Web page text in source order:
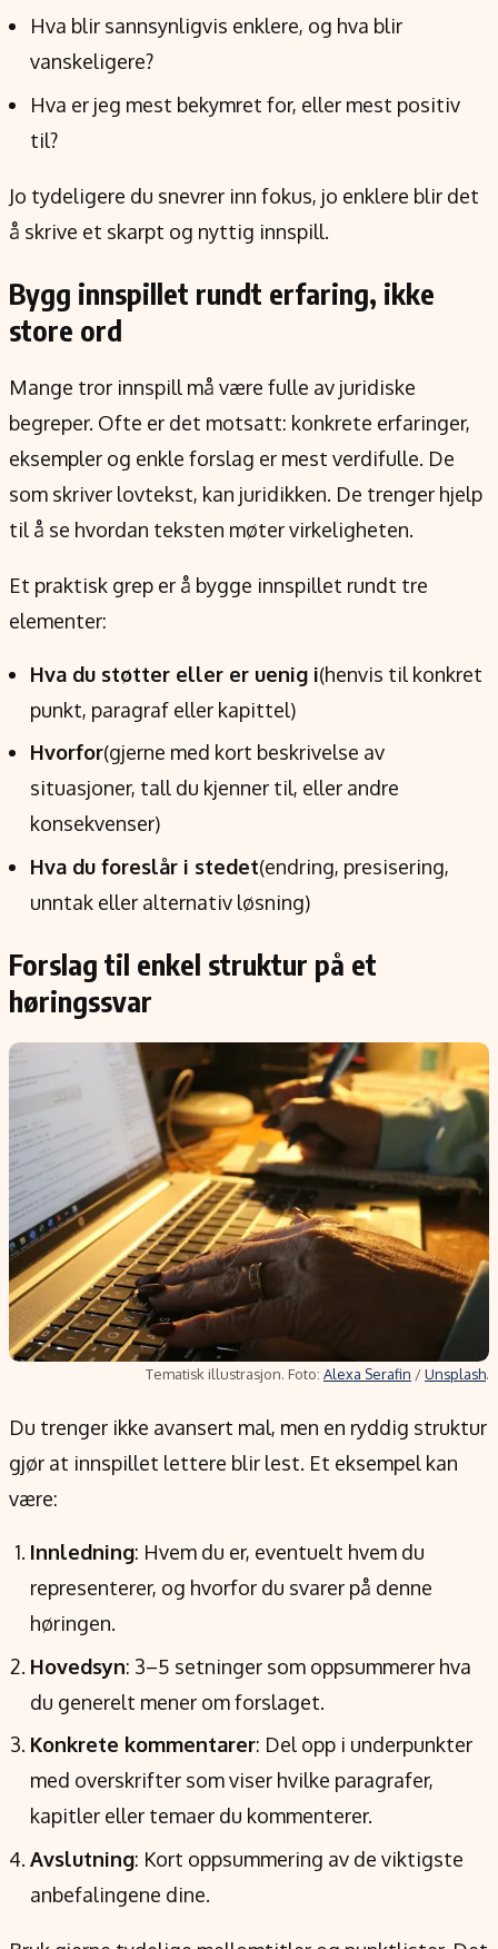
Hva blir sannsynligvis enklere, og hva blir
vanskeligere?
Hva er jeg mest bekymret for, eller mest positiv
til?
Jo tydeligere du snevrer inn fokus, jo enklere blir det
å skrive et skarpt og nyttig innspill.
Bygg innspillet rundt erfaring, ikke
store ord
Mange tror innspill må være fulle av juridiske
begreper. Ofte er det motsatt: konkrete erfaringer,
eksempler og enkle forslag er mest verdifulle. De
som skriver lovtekst, kan juridikken. De trenger hjelp
til å se hvordan teksten møter virkeligheten.
Et praktisk grep er å bygge innspillet rundt tre
elementer:
Hva du støtter eller er uenig i(henvis til konkret
punkt, paragraf eller kapittel)
Hvorfor(gjerne med kort beskrivelse av
situasjoner, tall du kjenner til, eller andre
konsekvenser)
Hva du foreslår i stedet(endring, presisering,
unntak eller alternativ løsning)
Forslag til enkel struktur på et
høringssvar
Tematisk illustrasjon. Foto: Alexa Serafin /Unsplash.
Du trenger ikke avansert mal, men en ryddig struktur
gjør at innspillet lettere blir lest. Et eksempel kan
være:
Innledning: Hvem du er, eventuelt hvem du
representerer, og hvorfor du svarer på denne
høringen.
Hovedsyn: 3–5 setninger som oppsummerer hva
du generelt mener om forslaget.
Konkrete kommentarer: Del opp i underpunkter
med overskrifter som viser hvilke paragrafer,
kapitler eller temaer du kommenterer.
Avslutning: Kort oppsummering av de viktigste
anbefalingene dine.